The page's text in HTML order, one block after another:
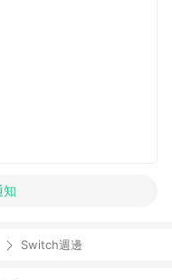
知
Switch週邊